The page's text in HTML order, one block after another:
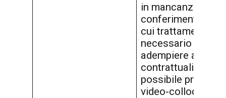
in mancanza del
conferimento dei
cui trattamento è
necessario per
adempiere ad
contrattuali, non
possibile
video-colloquio.